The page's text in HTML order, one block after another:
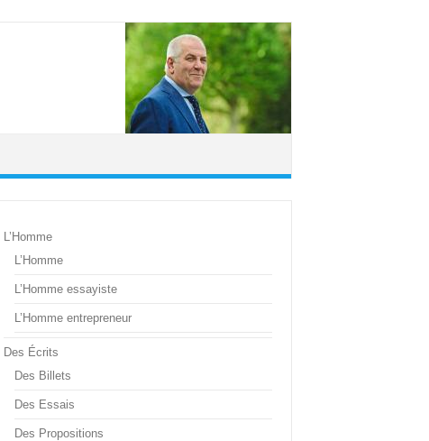
L’Homme
L’Homme
L’Homme essayiste
L’Homme entrepreneur
Des Écrits
Des Billets
Des Essais
Des Propositions